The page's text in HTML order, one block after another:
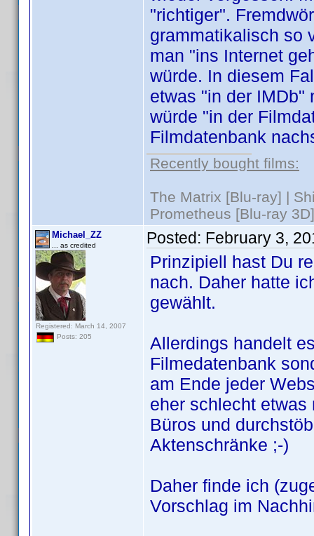
"richtiger".
grammatikalisch so
man "ins Internet
würde. In diesem
etwas "in der IMDb"
würde "in der
Filmdatenbank
Recently bought films:
The Matrix [Blu-ray] |
Prometheus [Blu-ray
Michael_ZZ
... as credited
Registered: March 14, 2007
Posts: 205
Posted: February 3,
Prinzipiell hast Du
nach. Daher hatte
gewählt.
Allerdings handelt
Filmedatenbank
am Ende jeder
eher schlecht
Büros und
Aktenschränke ;-)
Daher finde ich
Vorschlag im